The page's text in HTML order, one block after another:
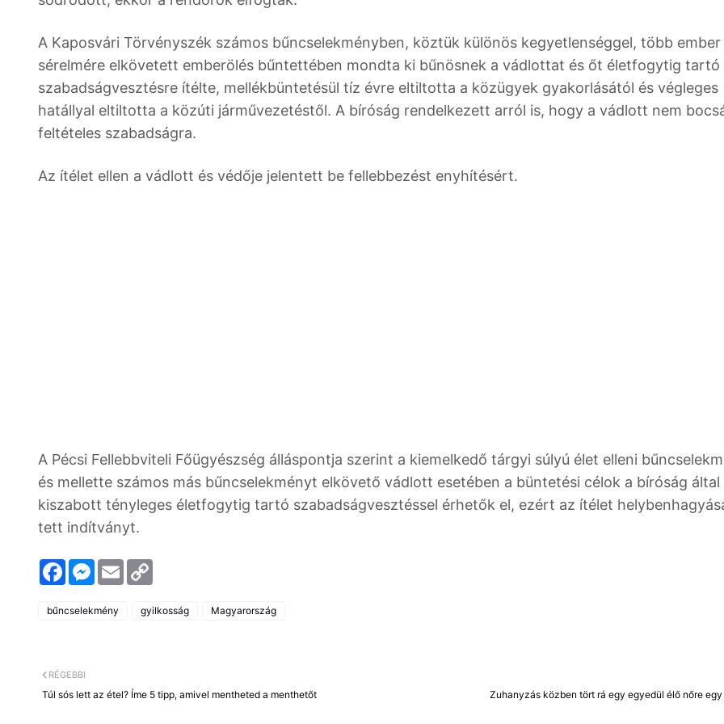
A Kaposvári Törvényszék számos bűncselekményben, köztük különös kegyetlenséggel, több ember
sérelmére elkövetett emberölés bűntettében mondta ki bűnösnek a vádlottat és őt életfogytig tartó
szabadságvesztésre ítélte, mellékbüntetésül tíz évre eltiltotta a közügyek gyakorlásától és végleges
hatállyal eltiltotta a közúti járművezetéstől. A bíróság rendelkezett arról is, hogy a vádlott nem
feltételes szabadságra.
Az ítélet ellen a vádlott és védője jelentett be fellebbezést enyhítésért.
A Pécsi Fellebbviteli Főügyészség álláspontja szerint a kiemelkedő tárgyi súlyú élet elleni
és mellette számos más bűncselekményt elkövető vádlott esetében a büntetési célok a bíróság által
kiszabott tényleges életfogytig tartó szabadságvesztéssel érhetők el, ezért az ítélet
tett indítványt.
F
a
b
M
e
e
E
m
y
L
bűncselekmény gyilkosság Magyarország
Zuhanyzás közben tört rá egy egyedül élő nőre
RÉGEBBI
Túl sós lett az étel? Íme 5 tipp, amivel mentheted a menthetőt